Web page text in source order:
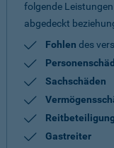
folgende
abgedeckt
Fohlen des
Sachschäden
Reitbeteiligung
Gastreiter